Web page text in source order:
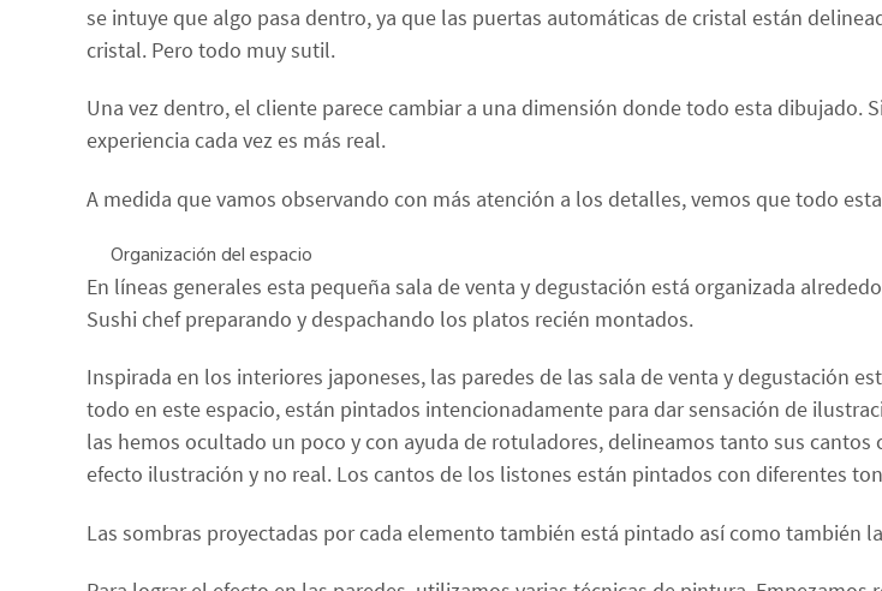
se intuye que algo pasa dentro, ya que las puertas automáticas de cristal están
cristal. Pero todo muy sutil.
Una vez dentro, el cliente parece cambiar a una dimensión donde todo esta dibujado.
experiencia cada vez es más real.
A medida que vamos observando con más atención a los detalles, vemos que todo
Organización del espacio
En líneas generales esta pequeña sala de venta y degustación está organizada
Sushi chef preparando y despachando los platos recién montados.
Inspirada en los interiores japoneses, las paredes de las sala de venta y degustación
todo en este espacio, están pintados intencionadamente para dar sensación de
las hemos ocultado un poco y con ayuda de rotuladores, delineamos tanto sus
efecto ilustración y no real. Los cantos de los listones están pintados con diferentes
Las sombras proyectadas por cada elemento también está pintado así como también